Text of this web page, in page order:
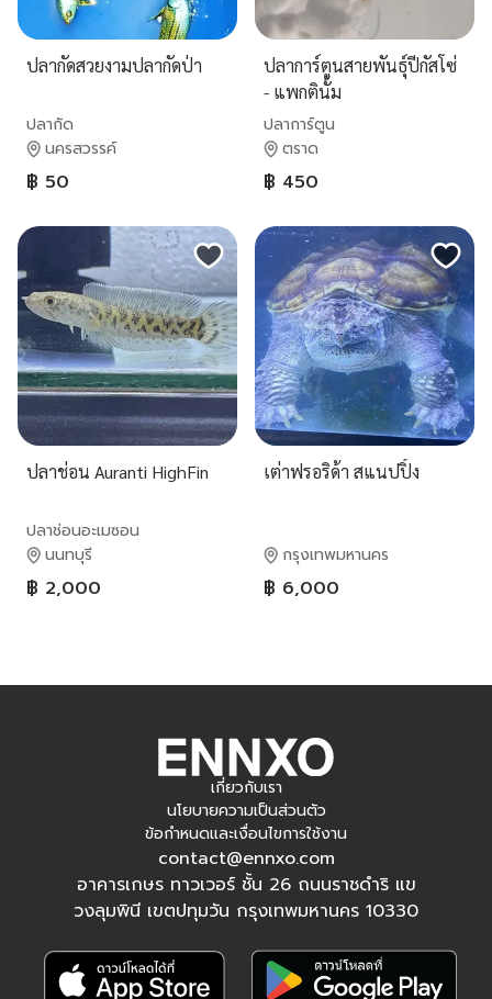
ปลากัดสวยงามปลากัดป่า
ปลากัด
นครสวรรค์
฿ 50
ปลาการ์ตูนสายพันธุ์ปีกัสโซ่
- แพกตินั้ม
ปลาการ์ตูน
ตราด
฿ 450
ปลาช่อน Auranti HighFin
ปลาช่อนอะเมซอน
นนทบุรี
฿ 2,000
เต่าฟรอริด้า สแนปปิ้ง
กรุงเทพมหานคร
฿ 6,000
เกี่ยวกับเรา
นโยบายความเป็นส่วนตัว
ข้อกำหนดและเงื่อนไขการใช้งาน
contact@ennxo.com
อาคารเกษร ทาวเวอร์ ชั้น 26 ถนนราชดำริ แข
วงลุมพินี เขตปทุมวัน กรุงเทพมหานคร 10330